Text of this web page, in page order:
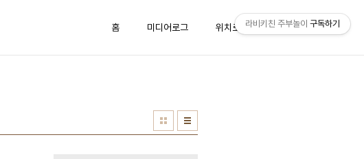
홈 미디어로그 위치로그 방명록
라비키친 주부놀이 구독하기